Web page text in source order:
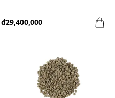
₫29,400,000